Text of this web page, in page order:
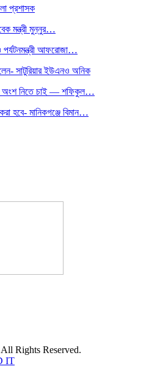
প্রশাসক
মন্ত্রী মুন্নুর…
ও পর্যটনমন্ত্রী আফরোজা…
সাটুরিয়ার ইউএনও অনিক
অংশ নিতে চাই — শফিকুল…
হবে- মানিকগঞ্জে বিমান…
Rights Reserved.
IT